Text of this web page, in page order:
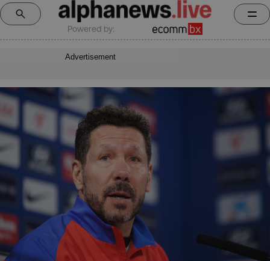
Powered by:
Advertisement